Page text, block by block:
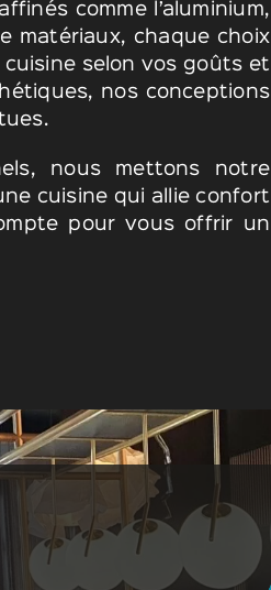
comme l’aluminium,
matériaux, chaque choix
selon vos goûts et
nos conceptions
nous mettons notre
cuisine qui allie confort
pour vous offrir un